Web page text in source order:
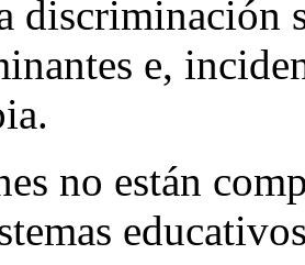
discriminación
e,
no están